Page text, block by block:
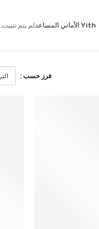
Yith الأماني المساعد لم يتم تثبيت.
فرز حسب :